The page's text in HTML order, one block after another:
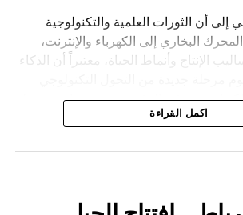
إلى أن الثورات العلمية والتكنولوجية
البخاري إلى الكهرباء والإنترنت،
الإنتاج وأنماط الحياة، معتبراً أن الذكاء
تفرض في الوقت نفسه تحديات مرتبطة
تطوير الذكاء الاصطناعي ينبغي أن يقوم
تتمثل في الانفتاح والتعاون لتحقيق
وتعزيز السلامة والرقابة لضمان
بشكل مسؤول، واحترام تنوع الحضارات
اكمل القراءة